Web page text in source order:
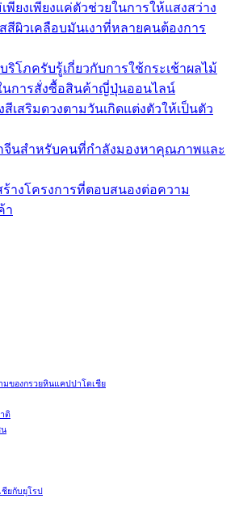
ยงเพียงแค่ตัวช่วยในการให้แสงสว่าง
สีผิวเคลือบมันเงาที่หลายคนต้องการ
ริโภครับรู้เกี่ยวกับการใช้กระเช้าผลไม้
การสั่งซื้อสินค้าญี่ปุ่นออนไลน์
เสริมดวงตามวันเกิดแต่งตัวให้เป็นตัว
จีนสำหรับคนที่กำลังมองหาคุณภาพและ
างโครงการที่ตอบสนองต่อความ
า
ของกรวยหินแคปปาโดเชีย
ติ
น
ยกับยุโรป